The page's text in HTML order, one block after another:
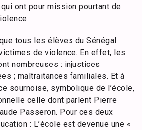
ont pour mission pourtant de
tous les élèves du Sénégal
de violence. En effet, les
nombreuses : injustices
; maltraitances familiales. Et à
sournoise, symbolique de l’école,
celle dont parlent Pierre
Passeron. Pour ces deux
: L’école est devenue une «